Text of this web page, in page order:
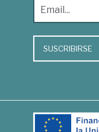
SUSCRIBIRSE